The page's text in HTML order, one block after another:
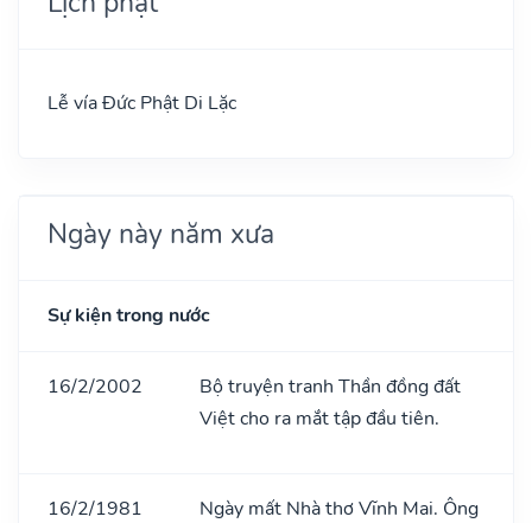
Lễ vía Đức Phật Di Lặc
Ngày này năm xưa
Sự kiện trong nước
16/2/2002
Bộ truyện tranh Thần đồng đất
Việt cho ra mắt tập đầu tiên.
16/2/1981
Ngày mất Nhà thơ Vĩnh Mai. Ông